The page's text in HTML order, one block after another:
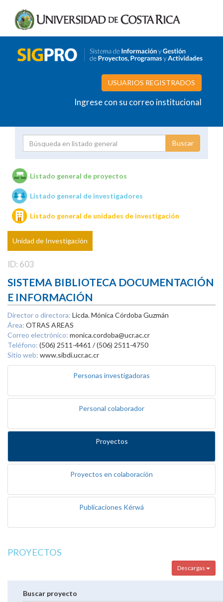
USUARIOS REGISTRADOS
Ingrese con su correo institucional
Unidades de investigación
Listado general de proyectos
Listado general de investigadores
Listado general de unidades de investigación
Unidad de Investigación
ID: 603
SISTEMA BIBLIOTECA DOCUMENTACIÓN
E INFORMACIÓN
Director o directora: Licda. Mónica Córdoba Guzmán
Área: OTRAS AREAS
Correo electrónico: monica.cordoba@ucr.ac.cr
Teléfono: (506) 2511-4461 / (506) 2511-4750
Sitio web: www.sibdi.ucr.ac.cr
Personas investigadoras
Personal colaborador
Proyectos
Proyectos en colaboración
Publicaciones Kérwá
PROYECTOS
Descargas
Buscar proyecto